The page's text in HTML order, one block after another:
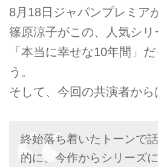
8月18日ジャパンプレミア
篠原涼子がこの、人気シリ
「本当に幸せな10年間」
う。
そして、今回の共演者から
終始落ち着いたトーンで
的に、今作からシリーズ